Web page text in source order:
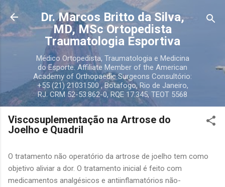
Pular para o conteúdo principal
Dr. Marcos Britto da Silva,
MD, MSc Ortopedista
Traumatologia Esportiva
Médico Ortopedista, Traumatologia e Medicina
do Esporte. Affiliate Member of the American
Academy of Orthopaedic Surgeons Consultório:
+55 (21) 21031500 , Botafogo, Rio de Janeiro,
RJ. CRM 52-53.862-0, RQE 17.345, TEOT 5568
Viscosuplementação na Artrose do
Joelho e Quadril
O tratamento não operatório da artrose de joelho tem como
objetivo aliviar a dor. O tratamento inicial é feito com
medicamentos analgésicos e antiinflamatórios não-